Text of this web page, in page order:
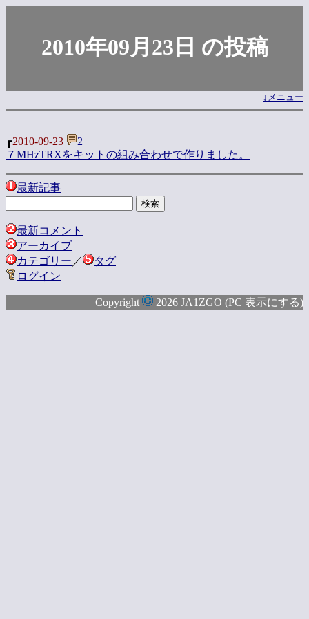
2010年09月23日 の投稿
↓メニュー
┏2010-09-23
2
７MHzTRXをキットの組み合わせで作りました。
最新記事
最新コメント
アーカイブ
カテゴリー ／
タグ
ログイン
Copyright 2026 JA1ZGO (PC 表示にする)